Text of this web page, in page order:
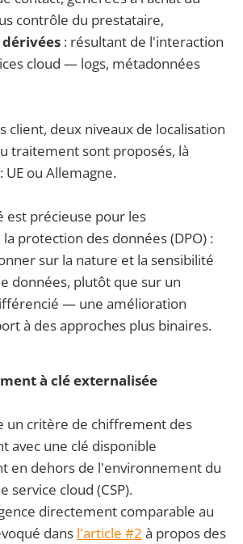
contrôle du prestataire,
: résultant de l'interaction
cloud — logs, métadonnées
client, deux niveaux de localisation
traitement sont proposés, là
UE ou Allemagne.
est précieuse pour les
protection des données (DPO) :
sur la nature et la sensibilité
données, plutôt que sur un
— une amélioration
à des approches plus binaires.
à clé externalisée
un critère de chiffrement des
avec une clé disponible
en dehors de l'environnement du
service cloud (CSP).
directement comparable au
dans l'article #2 à propos des